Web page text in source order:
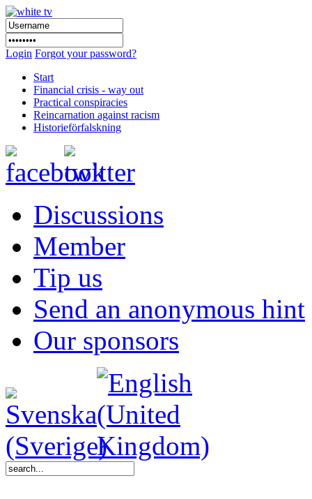
Login Forgot your password?
Start
Financial crisis - way out
Practical conspiracies
Reincarnation against racism
Historieförfalskning
Discussions
Member
Tip us
Send an anonymous hint
Our sponsors